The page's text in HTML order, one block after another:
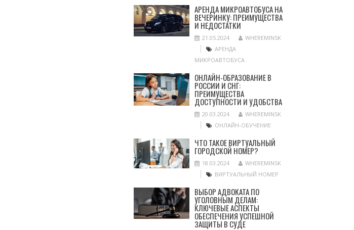
АРЕНДА МИКРОАВТОБУСА НА
ВЕЧЕРИНКУ: ПРЕИМУЩЕСТВА
И НЕДОСТАТКИ
21.05.2024
WHEREMINSK
АРЕНДА
МИКРОАВТОБУСА
ОНЛАЙН-ОБРАЗОВАНИЕ В
РОССИИ И СНГ:
ПРЕИМУЩЕСТВА
ДОСТУПНОСТИ И УДОБСТВА
20.03.2024
WHEREMINSK
ОНЛАЙН-ОБУЧЕНИЕ
ЧТО ТАКОЕ ВИРТУАЛЬНЫЙ
ГОРОДСКОЙ НОМЕР?
18.03.2024
WHEREMINSK
ВИРТУАЛЬНЫЙ НОМЕР
ВЫБОР АДВОКАТА ПО
УГОЛОВНЫМ ДЕЛАМ:
КЛЮЧЕВЫЕ АСПЕКТЫ
ОБЕСПЕЧЕНИЯ УСПЕШНОЙ
ЗАЩИТЫ В СУДЕ